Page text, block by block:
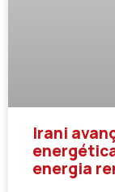
Irani
energia